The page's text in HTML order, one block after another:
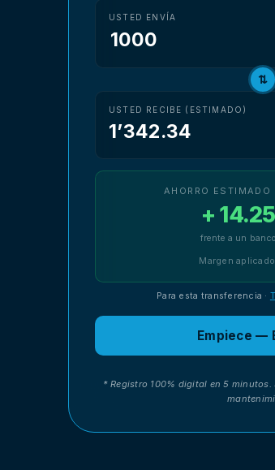
USTED ENVÍA
⇅
USTED RECIBE (ESTIMADO)
1’342.34
AHORRO
+
frente a un
Margen aplicado
Para esta transferencia ·
Empiece —
* Registro 100% digital en 5